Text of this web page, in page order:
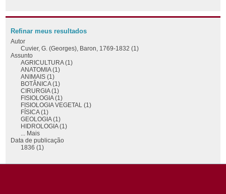
Refinar meus resultados
Autor
Cuvier, G. (Georges), Baron, 1769-1832 (1)
Assunto
AGRICULTURA (1)
ANATOMIA (1)
ANIMAIS (1)
BOTÂNICA (1)
CIRURGIA (1)
FISIOLOGIA (1)
FISIOLOGIA VEGETAL (1)
FÍSICA (1)
GEOLOGIA (1)
HIDROLOGIA (1)
... Mais
Data de publicação
1836 (1)